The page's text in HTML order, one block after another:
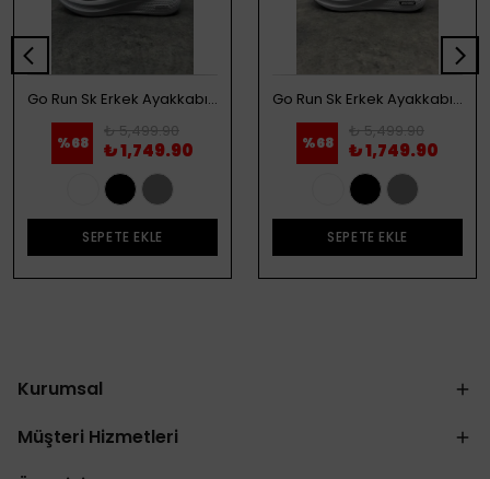
Go Run Sk Erkek Ayakkabı - Beyaz
%68
₺ 5,499.90
₺ 1,749.90
SEPETE EKLE
Go Run Sk Erkek Ayakkabı - Siyah
%68
₺ 5,499.90
₺ 1,749.90
SEPETE EKLE
Kurumsal
Müşteri Hizmetleri